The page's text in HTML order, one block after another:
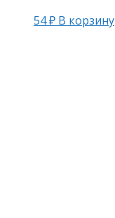
54₽ В корзину